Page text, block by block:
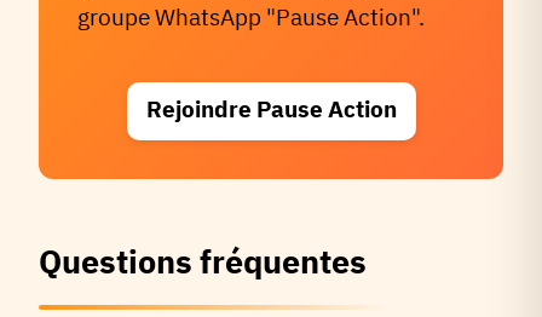
groupe WhatsApp "Pause Action".
Rejoindre Pause Action
Questions fréquentes